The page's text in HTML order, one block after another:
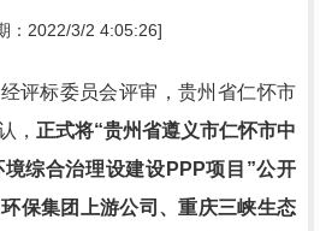
：2022/3/2 4:05:26]
标委员会评审，贵州省仁怀市
， 正式将“贵州省遵义市仁怀市中
综合治理设建设PPP项目”公开
保集团上游公司、重庆三峡生态